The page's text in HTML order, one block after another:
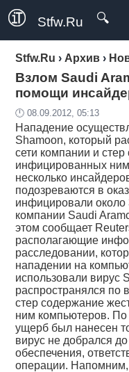
Stfw.Ru 🔍
Stfw.Ru › Архив ›
Взлом Saudi
помощи
🕛 08.09.2012, 05:13
Нападение
Shamoon, который
сети компании и
инфицированных
несколько
подозреваются в
инфицировали
компании Saudi
этом сообщает
располагающие
расследовании,
нападении на
использовали вирус
распространялся по
стер содержание
ним компьютеров.
ущерб был нанесен
вирус не добрался
обеспечения,
операции. Напомним,